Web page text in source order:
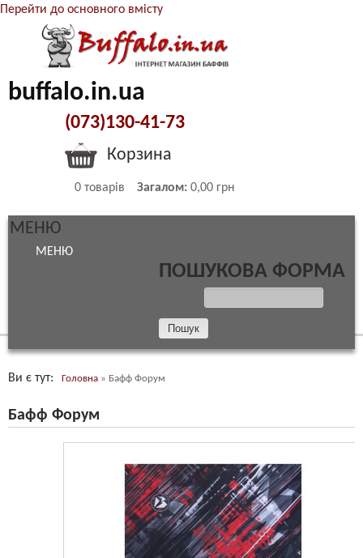
Перейти до основного вмісту
buffalo.in.ua
(073)130-41-73
Корзина
0 товарів Загалом: 0,00 грн
МЕНЮ
МЕНЮ
ПОШУКОВА ФОРМА
Ви є тут Головна » Бафф Форум
Бафф Форум